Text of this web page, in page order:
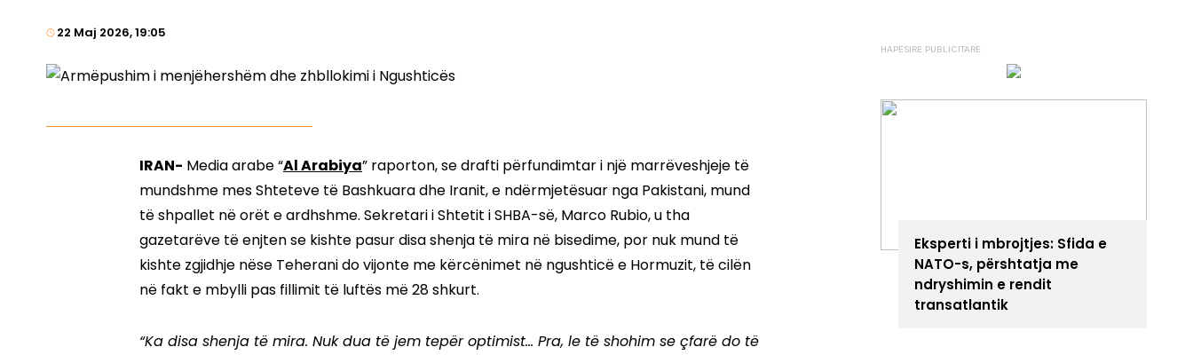
22 Maj 2026, 19:05
IRAN- Media arabe “Al Arabiya” raporton, se drafti përfundimtar i një marrëveshjeje të
mundshme mes Shteteve të Bashkuara dhe Iranit, e ndërmjetësuar nga Pakistani, mund
të shpallet në orët e ardhshme. Sekretari i Shtetit i SHBA-së, Marco Rubio, u tha
gazetarëve të enjten se kishte pasur disa shenja të mira në bisedime, por nuk mund të
kishte zgjidhje nëse Teherani do vijonte me kërcënimet në ngushticë e Hormuzit, të cilën
në fakt e mbylli pas fillimit të luftës më 28 shkurt.
“Ka disa shenja të mira. Nuk dua të jem tepër optimist... Pra, le të shohim se çfarë do të
Eksperti i mbrojtjes: Sfida e
NATO-s, përshtatja me
ndryshimin e rendit
transatlantik